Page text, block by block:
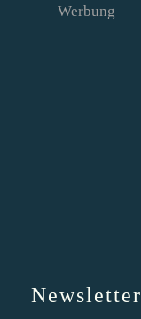
Newsletter
Werbung